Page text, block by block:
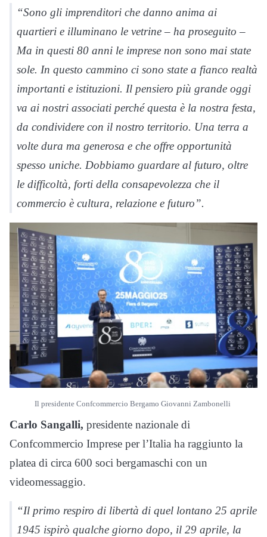
“Sono gli imprenditori che danno anima ai
quartieri e illuminano le vetrine – ha proseguito –
Ma in questi 80 anni le imprese non sono mai state
sole. In questo cammino ci sono state a fianco realtà
importanti e istituzioni. Il pensiero più grande oggi
va ai nostri associati perché questa è la nostra festa,
da condividere con il nostro territorio. Una terra a
volte dura ma generosa e che offre opportunità
spesso uniche. Dobbiamo guardare al futuro, oltre
le difficoltà, forti della consapevolezza che il
commercio è cultura, relazione e futuro”.
Il presidente Confcommercio Bergamo Giovanni Zambonelli
Carlo Sangalli, presidente nazionale di
Confcommercio Imprese per l’Italia ha raggiunto la
platea di circa 600 soci bergamaschi con un
videomessaggio.
“Il primo respiro di libertà di quel lontano 25 aprile
1945 ispirò qualche giorno dopo, il 29 aprile, la